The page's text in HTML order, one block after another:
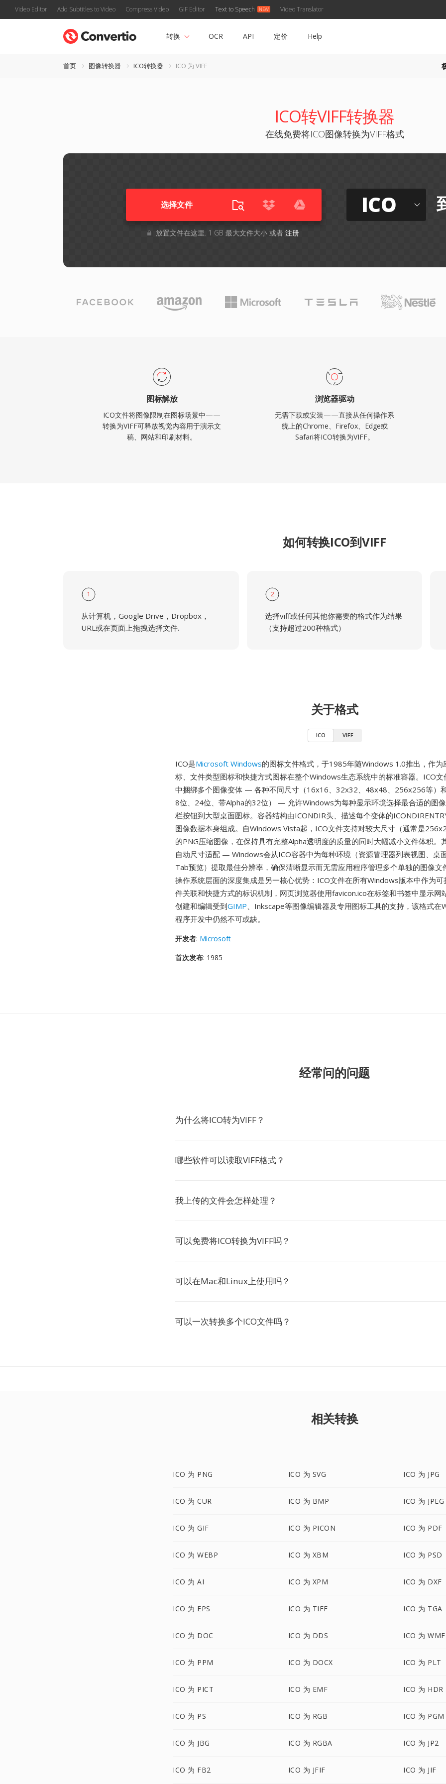
Video Editor Add Subtitles to Video Compress Video GIF Editor Text to Speech Video Translator
转换 OCR API 定价 Help
首页 图像转换器 ICO转换器 ICO 为 VIFF
ICO转VIFF转换器
在线免费将ICO图像转换为VIFF格式
选择文件
放置文件在这里. 1 GB 最大文件大小 或者 注册
ICO
图标解放
ICO文件将图像限制在图标场景中——
转换为VIFF可释放视觉内容用于演示文
稿、网站和印刷材料。
浏览器驱动
无需下载或安装——直接从任何操作系
统上的Chrome、Firefox、Edge或
Safari将ICO转换为VIFF。
如何转换ICO到VIFF
1
从计算机，Google Drive，Dropbox，
URL或在页面上拖拽选择文件.
2
选择viff或任何其他你需要的格式作为结果
（支持超过200种格式）
关于格式
ICO VIFF
ICO是Microsoft Windows的图标文件格式，于1985年随Windows 1.0推出，作为
标、文件类型图标和快捷方式图标在整个Windows生态系统中的标准容器。ICO文
中捆绑多个图像变体 — 各种不同尺寸（16x16、32x32、48x48、256x256等）和
8位、24位、带Alpha的32位） — 允许Windows为每种显示环境选择最合适的图
栏按钮到大型桌面图标。容器结构由ICONDIR头、描述每个变体的
图像数据本身组成。自Windows Vista起，ICO文件支持对较大尺寸（通常是
的PNG压缩图像，在保持具有完整Alpha透明度的质量的同时大幅减小文件体积。
自动尺寸适配 — Windows会从ICO容器中为每种环境（资源管理器列表视图、桌
Tab预览）提取最佳分辨率，确保清晰显示而无需应用程序管理多个单独的图像文
操作系统层面的深度集成是另一核心优势：ICO文件在所有Windows版本中作为可
件关联和快捷方式的标识机制，网页浏览器使用favicon.ico在标签和书签中显示网
创建和编辑受到GIMP、Inkscape等图像编辑器及专用图标工具的支持，该格式在
程序开发中仍然不可或缺。
开发者: Microsoft
首次发布: 1985
经常问的问题
为什么将ICO转为VIFF？
哪些软件可以读取VIFF格式？
我上传的文件会怎样处理？
可以免费将ICO转换为VIFF吗？
可以在Mac和Linux上使用吗？
可以一次转换多个ICO文件吗？
相关转换
ICO 为 PNG ICO 为 SVG ICO 为 JPG
ICO 为 CUR ICO 为 BMP ICO 为 JPEG
ICO 为 GIF ICO 为 PICON ICO 为 PDF
ICO 为 WEBP ICO 为 XBM ICO 为 PSD
ICO 为 AI ICO 为 XPM ICO 为 DXF
ICO 为 EPS ICO 为 TIFF ICO 为 TGA
ICO 为 DOC ICO 为 DDS ICO 为 WMF
ICO 为 PPM ICO 为 DOCX ICO 为 PLT
ICO 为 PICT ICO 为 EMF ICO 为 HDR
ICO 为 PS ICO 为 RGB ICO 为 PGM
ICO 为 JBG ICO 为 RGBA ICO 为 JP2
ICO 为 FB2 ICO 为 JFIF ICO 为 JIF